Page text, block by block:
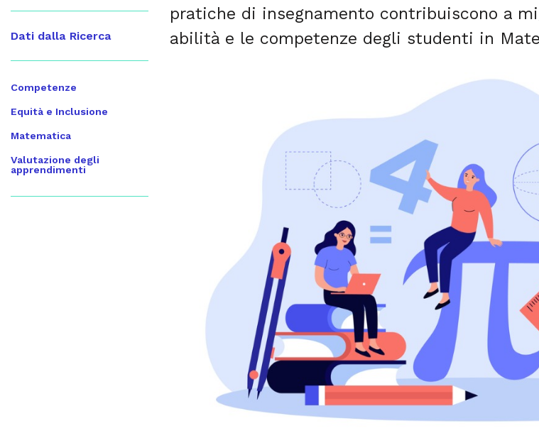
Dati dalla Ricerca
Competenze
Equità e Inclusione
Matematica
Valutazione degli
apprendimenti
pratiche di insegnamento contribuiscono a
abilità e le competenze degli studenti in